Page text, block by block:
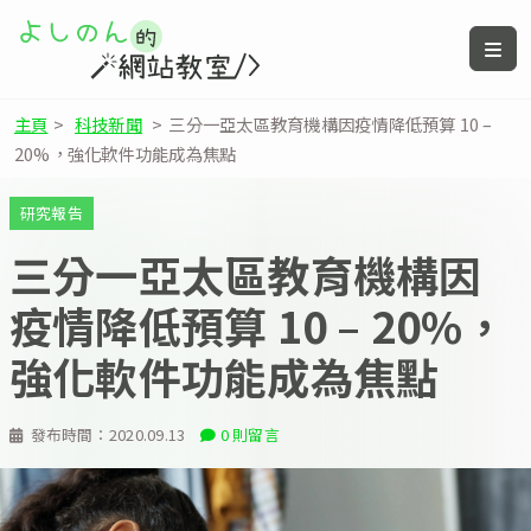
主頁 > 科技新聞 > 三分一亞太區教育機構因疫情降低預算 10 –
20%，強化軟件功能成為焦點
發布時間： 2020.09.13 0 則留言
研究報告
三分一亞太區教育機構因
疫情降低預算 10 – 20%，
強化軟件功能成為焦點